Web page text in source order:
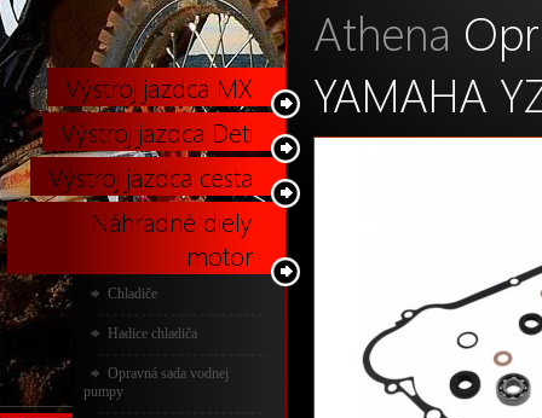
Athena
YAMAHA
Výstroj jazdca MX
Výstroj jazdca Deti
Výstroj jazdca cesta
Náhradné diely
motor
Chladiče
Hadice chladiča
Opravná sada vodnej
pumpy